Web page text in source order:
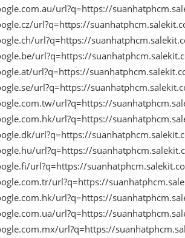
url?q=https://
url?q=https://
url?q=https://
url?q=https://
url?q=https://
url?q=https://
url?q=https://
url?q=https://
url?q=https://
url?q=https://
url?q=https://
url?q=https://
url?q=https://
url?q=https://
url?q=https://